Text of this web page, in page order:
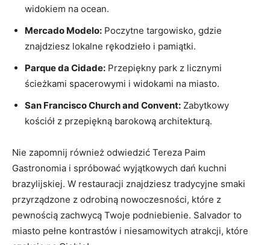
widokiem na ⁣ocean.
Mercado Modelo: Poczytne ‌targowisko, gdzie
znajdziesz lokalne rękodzieło i pamiątki.
Parque da ⁣Cidade: Przepiękny park z licznymi
ścieżkami ⁢spacerowymi i widokami⁢ na miasto.
San Francisco Church and Convent: Zabytkowy
kościół⁤ z przepiękną barokową architekturą.
Nie zapomnij również odwiedzić ‍Tereza Paim
Gastronomia i ‌spróbować⁤ wyjątkowych dań kuchni
brazylijskiej. W restauracji znajdziesz tradycyjne smaki
przyrządzone z odrobiną nowoczesności, które z
pewnością zachwycą Twoje ⁤podniebienie. Salvador to
miasto pełne kontrastów i niesamowitych atrakcji, które